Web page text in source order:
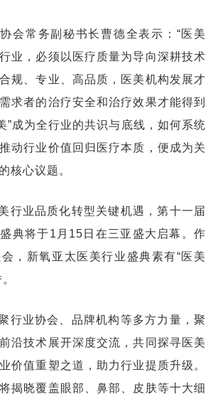
会常务副秘书长曹德全表示：“医美
业，必须以医疗质量为导向深耕技术
规、专业、高品质，医美机构发展才
求者的治疗安全和治疗效果才能得到
”成为全行业的共识与底线，如何系统
动行业价值回归医疗本质，便成为关
核心议题。
行业品质化转型关键机遇，第十一届
典将于1月15日在三亚盛大启幕。作
，新氧亚太医美行业盛典素有“医美
行业协会、品牌机构等多方力量，聚
沿技术展开深度交流，共同探寻医美
价值重塑之道，助力行业提质升级。
揭晓覆盖眼部、鼻部、皮肤等十大细